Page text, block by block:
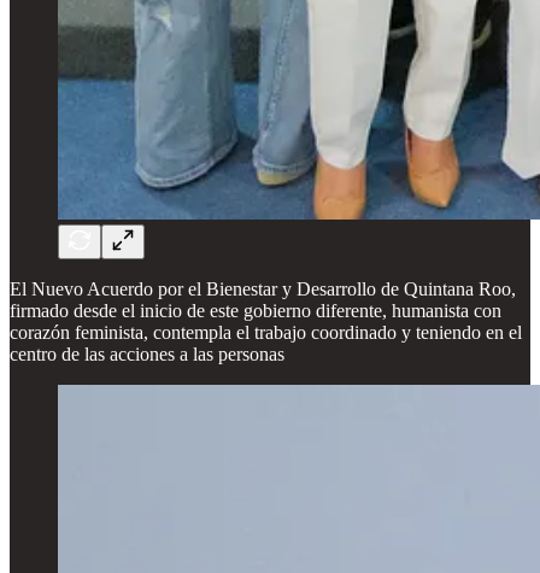
El Nuevo Acuerdo por el Bienestar y Desarrollo de Quintana Roo,
firmado desde el inicio de este gobierno diferente, humanista con
corazón feminista, contempla el trabajo coordinado y teniendo en el
centro de las acciones a las personas